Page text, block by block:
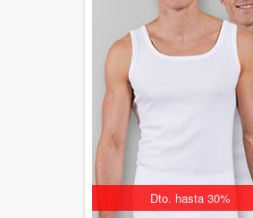
Dto. hasta 30%